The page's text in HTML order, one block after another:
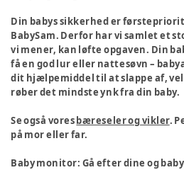
Din babys sikkerhed er
BabySam. Derfor har vi samlet et
vi mener, kan løfte opgaven. Din
få en god lur eller nattesøvn –
dit hjælpemiddel til at slappe af,
røber det mindste ynk fra din baby.
Se også voresbæreseler og vikler.
på mor eller far.
Baby monitor: Gå efter dine og